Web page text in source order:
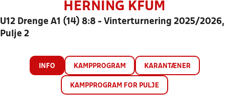
HERNING KFUM
U12 Drenge A1 (14) 8:8 - Vinterturnering 2025/2026,
Pulje 2
INFO KAMPPROGRAM KARANTÆNER
KAMPPROGRAM FOR PULJE